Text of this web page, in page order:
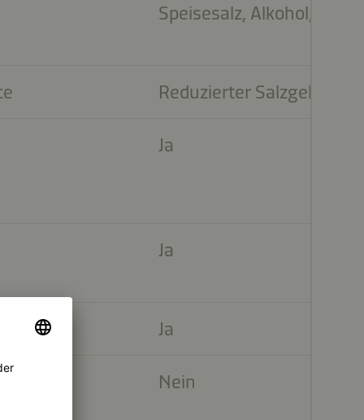
Speisesalz, Alkohol,
Reduzierter Salzgehalt
Ja
Ja
Ja
Nein